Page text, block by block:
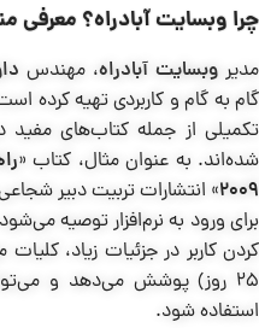
چرا وبسایت آبادراه؟ معرفی
مدیر وبسایت آبادراه، مهندس
گام به گام و کاربردی تهیه کرده
تکمیلی از جمله کتاب‌های مفید
شده‌اند. به عنوان مثال، کتاب «
2009» انتشارات تربیت دبیر
25 روز) پوشش می‌دهد و
استفاده شود.